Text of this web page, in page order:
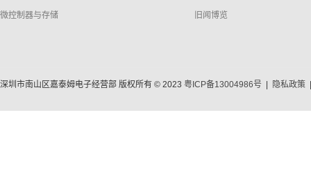
微控制器与存储 旧闻博览
深圳市南山区嘉泰姆电子经营部 版权所有 © 2023 粤ICP备13004986号 隐私政策